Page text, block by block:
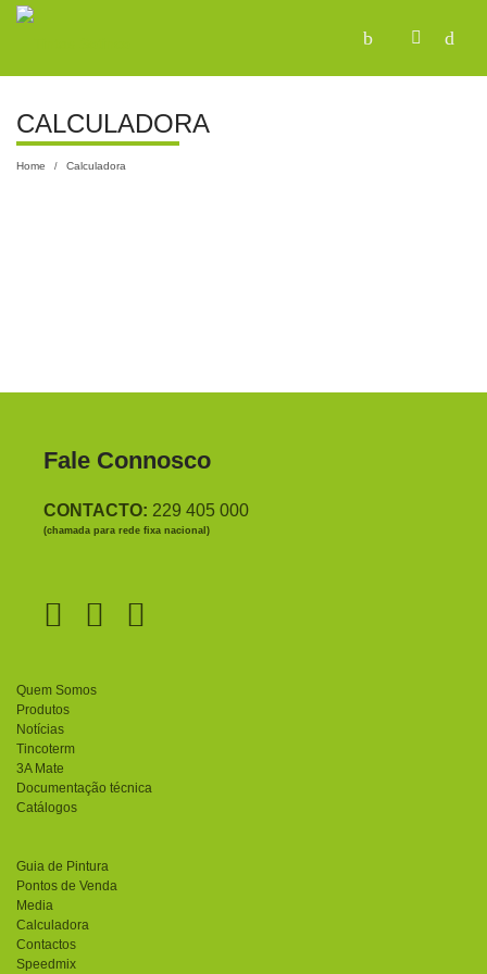
CALCULADORA
Home / Calculadora
Fale Connosco
CONTACTO: 229 405 000
(chamada para rede fixa nacional)
Quem Somos
Produtos
Notícias
Tincoterm
3A Mate
Documentação técnica
Catálogos
Guia de Pintura
Pontos de Venda
Media
Calculadora
Contactos
Speedmix